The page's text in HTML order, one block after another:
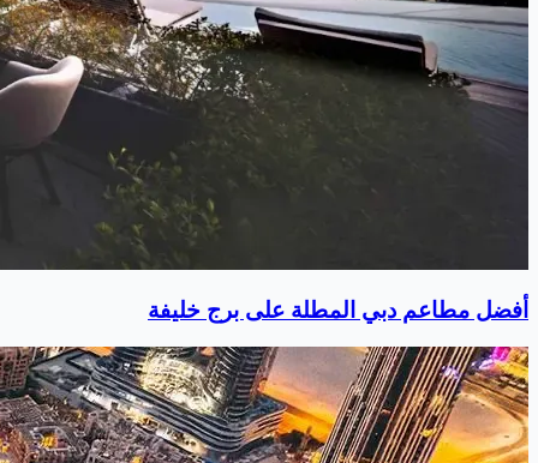
أفضل مطاعم دبي المطلة على برج خليفة